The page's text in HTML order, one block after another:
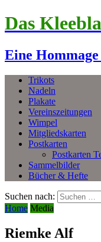
Das
Eine
Trikots
Nadeln
Plakate
Vereinszeitungen
Wimpel
Mitgliedskarten
Postkarten
Postkarten
Sammelbilder
Bücher & Hefte
Suchen nach:
Home Media
Riemke Alf